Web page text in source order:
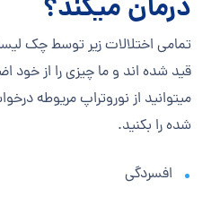
درمان میکند؟
تمامی اختلالات زیر توسط چک لیست
قید شده اند و ما چیزی را از خود
میتوانید از نوروتراپ مریوطه
شده را بکنید.
افسردگی